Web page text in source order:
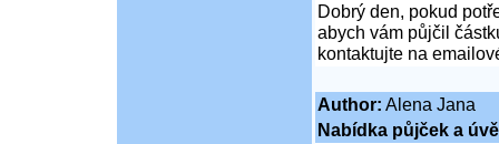
Dobrý den, pokud
abych vám půjčil
kontaktujte na
Author: Alena Jana
Nabídka půjček a